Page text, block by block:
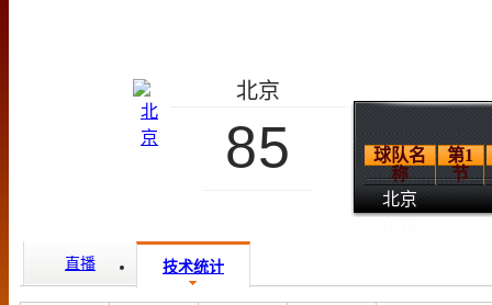
北京
85
球队名
称
第1
节
北京
直播 技术统计